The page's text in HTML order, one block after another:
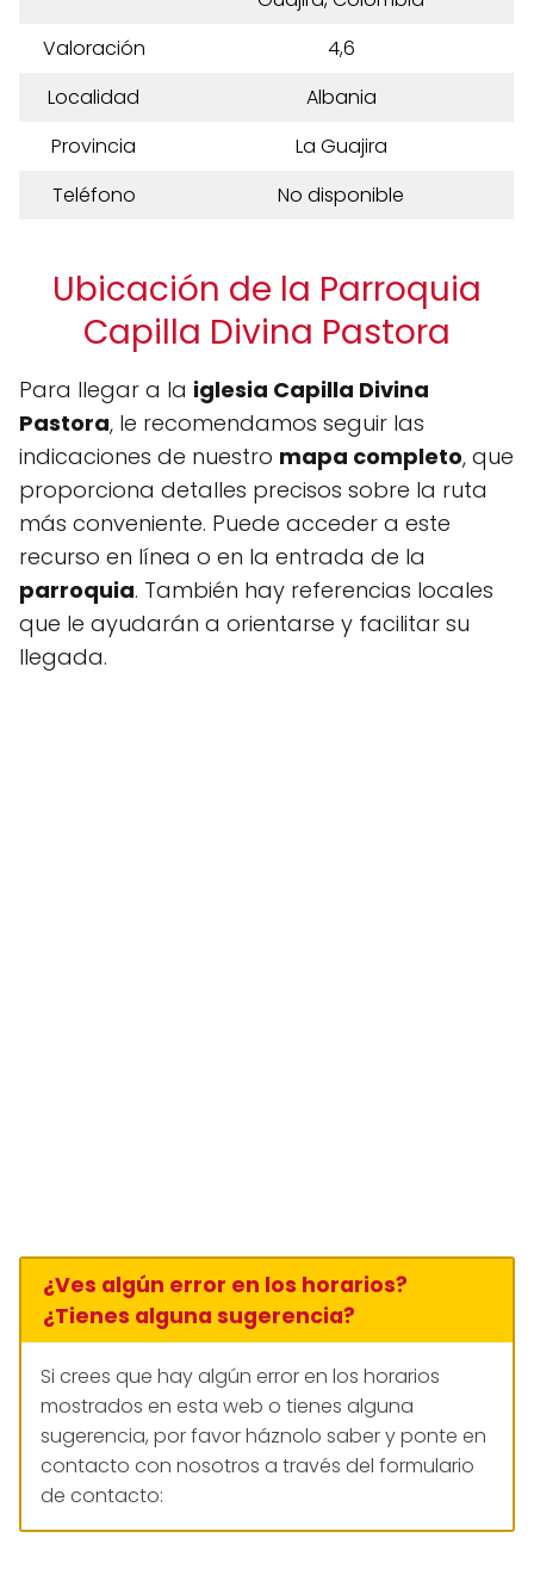
Valoración
4,6
Localidad
Albania
Provincia
La Guajira
Teléfono
No disponible
Ubicación de la Parroquia
Capilla Divina Pastora
Para llegar a la iglesia Capilla Divina
Pastora, le recomendamos seguir las
indicaciones de nuestro mapa completo, que
proporciona detalles precisos sobre la ruta
más conveniente. Puede acceder a este
recurso en línea o en la entrada de la
parroquia. También hay referencias locales
que le ayudarán a orientarse y facilitar su
llegada.
¿Ves algún error en los horarios?
¿Tienes alguna sugerencia?
Si crees que hay algún error en los horarios
mostrados en esta web o tienes alguna
sugerencia, por favor háznolo saber y ponte en
contacto con nosotros a través del formulario
de contacto: